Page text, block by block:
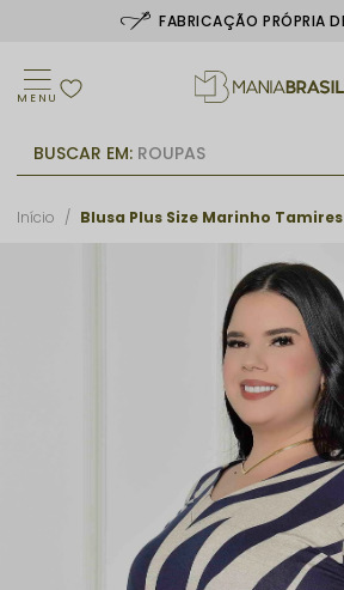
MENU
BUSCAR EM: ROUPAS
Início Blusa Plus Size Marinho Tamires